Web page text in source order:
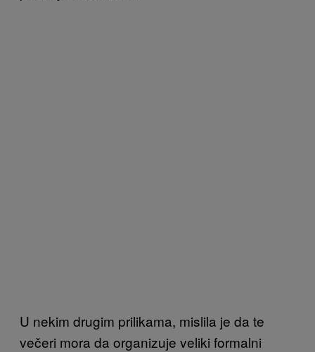
U nekim drugim prilikama, mislila je da te
večeri mora da organizuje veliki formalni